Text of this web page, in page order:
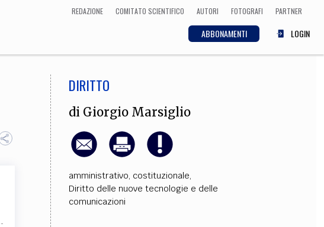
REDAZIONE COMITATO SCIENTIFICO AUTORI FOTOGRAFI PARTNER
ABBONAMENTI LOGIN
ECONOMIA
Biologia, Cifrematica,
CULTURA
Arte, Cinema, Musica,
DIRITTO
di Giorgio Marsiglio
amministrativo, costituzionale,
Diritto delle nuove tecnologie e delle
comunicazioni